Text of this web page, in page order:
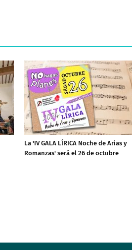
La 'IV GALA LÍRICA Noche de Arias y
Romanzas' será el 26 de octubre